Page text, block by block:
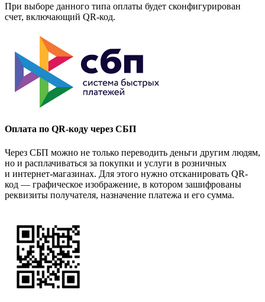
При выборе данного типа оплаты будет сконфигурирован
счет, включающий QR-код.
Оплата по QR-коду через СБП
Через СБП можно не только переводить деньги другим людям,
но и расплачиваться за покупки и услуги в розничных
и интернет-магазинах. Для этого нужно отсканировать QR-
код — графическое изображение, в котором зашифрованы
реквизиты получателя, назначение платежа и его сумма.